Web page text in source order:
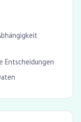
Entscheidungen